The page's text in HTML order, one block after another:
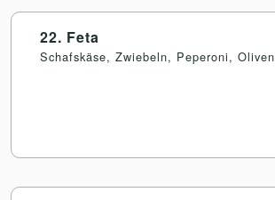
22. Feta
Schafskäse, Zwiebeln, Peperoni, Oliven